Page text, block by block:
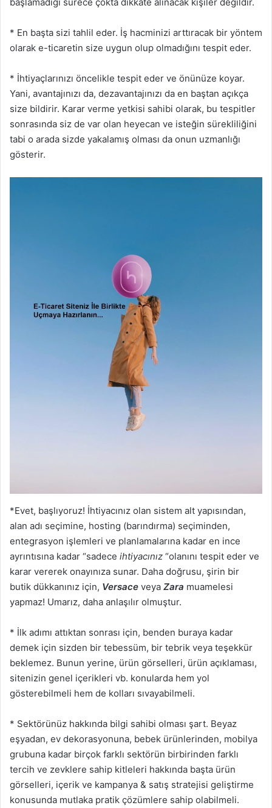
* En başta sizi tahlil eder. İş hacminizi arttıracak bir yöntem
olarak e-ticaretin size uygun olup olmadığını tespit eder.
* İhtiyaçlarınızı öncelikle tespit eder ve önünüze koyar.
Yani, avantajınızı da, dezavantajınızı da en baştan açıkça
size bildirir. Karar verme yetkisi sahibi olarak, bu tespitler
sonrasında siz de var olan heyecan ve isteğin sürekliliğini
tabi o arada sizde yakalamış olması da onun uzmanlığı
gösterir.
*Evet, başlıyoruz! İhtiyacınız olan sistem alt yapısından,
alan adı seçimine, hosting (barındırma) seçiminden,
entegrasyon işlemleri ve planlamalarına kadar en ince
ayrıntısına kadar “sadece ihtiyacınız “olanını tespit eder ve
karar vererek onayınıza sunar. Daha doğrusu, şirin bir
butik dükkanınız için, Versace veya Zara muamelesi
yapmaz! Umarız, daha anlaşılır olmuştur.
* İlk adımı attıktan sonrası için, benden buraya kadar
demek için sizden bir tebessüm, bir tebrik veya teşekkür
beklemez. Bunun yerine, ürün görselleri, ürün açıklaması,
sitenizin genel içerikleri vb. konularda hem yol
gösterebilmeli hem de kolları sıvayabilmeli.
* Sektörünüz hakkında bilgi sahibi olması şart. Beyaz
eşyadan, ev dekorasyonuna, bebek ürünlerinden, mobilya
grubuna kadar birçok farklı sektörün birbirinden farklı
tercih ve zevklere sahip kitleleri hakkında başta ürün
görselleri, içerik ve kampanya & satış stratejisi geliştirme
konusunda mutlaka pratik çözümlere sahip olabilmeli.